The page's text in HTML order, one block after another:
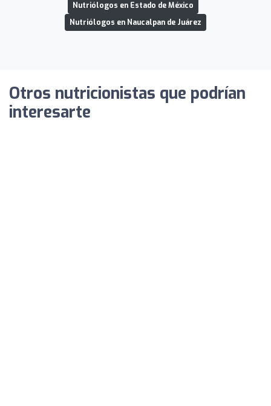
Nutriólogos en Estado de México
Nutriólogos en Naucalpan de Juárez
Otros nutricionistas que podrían
interesarte